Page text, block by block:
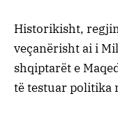
Historikisht,
veçanërisht ai i
shqiptarët e
të testuar politika